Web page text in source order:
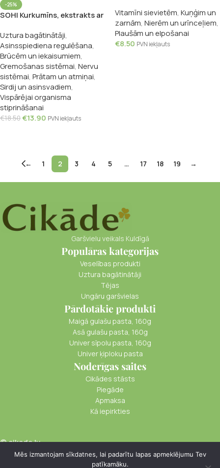
-25%
SOHI Kurkumīns, ekstrakts ar
kapsulas
Uztura bagātinātāji,
Asinsspiediena regulēšana,
Brūcēm un iekaisumiem,
Gremošanas sistēmai, Nervu
sistēmai, Prātam un atmiņai,
Sirdij un asinsvadiem,
Vispārējai organisma
stiprināšanai
€18.50€13.90 PVN iekļauts
Vitamīni sievietēm, Kuņģim un
zarnām, Nierēm un urīnceļiem,
Plaušām un elpošanai
€8.50 PVN iekļauts
← 1 2 3 4 5 … 17 18 19 →
Garšvielu veikals Kuldīgā
Populāras kategorijas
Veselības produkti
Uztura bagātinātāji
Tējas
Ungāru garšvielas
Pārdotākie produkti
Maigā gulašu pasta, 160g
Asā gulašu pasta, 160g
Univer sīpolu pasta, 160g
Univer ķiploku pasta
Noderīgas saites
Cikādes stāsts
Piegāde
Apmaksa
Kā iepirkties
© cikade.lv
Mēs izmantojam sīkdatnes, lai padarītu lapas apmeklējumu Tev
patīkamāku.